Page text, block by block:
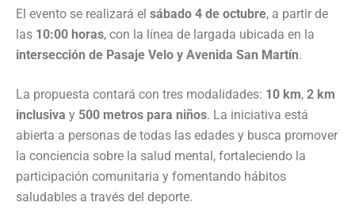
El evento se realizará el sábado 4 de octubre, a partir de
las 10:00 horas, con la línea de largada ubicada en la
intersección de Pasaje Velo y Avenida San Martín.
La propuesta contará con tres modalidades: 10 km, 2 km
inclusiva y 500 metros para niños. La iniciativa está
abierta a personas de todas las edades y busca promover
la conciencia sobre la salud mental, fortaleciendo la
participación comunitaria y fomentando hábitos
saludables a través del deporte.